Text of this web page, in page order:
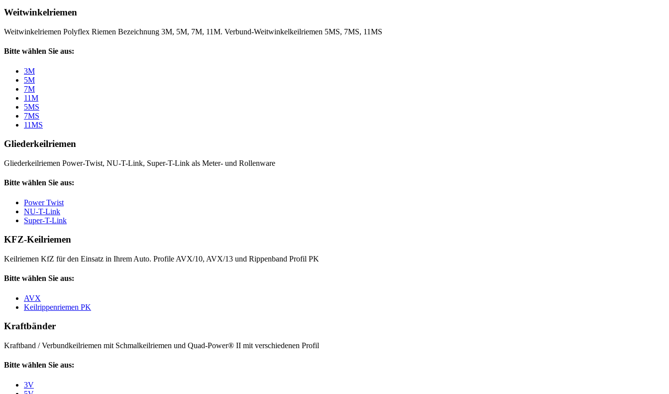
Weitwinkelriemen
Weitwinkelriemen Polyflex Riemen Bezeichnung 3M, 5M, 7M, 11M. Verbund-Weitwinkelkeilriemen 5MS, 7MS, 11MS
Bitte wählen Sie aus:
3M
5M
7M
11M
5MS
7MS
11MS
Gliederkeilriemen
Gliederkeilriemen Power-Twist, NU-T-Link, Super-T-Link als Meter- und Rollenware
Bitte wählen Sie aus:
Power Twist
NU-T-Link
Super-T-Link
KFZ-Keilriemen
Keilriemen KfZ für den Einsatz in Ihrem Auto. Profile AVX/10, AVX/13 und Rippenband Profil PK
Bitte wählen Sie aus:
AVX
Keilrippenriemen PK
Kraftbänder
Kraftband / Verbundkeilriemen mit Schmalkeilriemen und Quad-Power® II mit verschiedenen Profil
Bitte wählen Sie aus:
3V